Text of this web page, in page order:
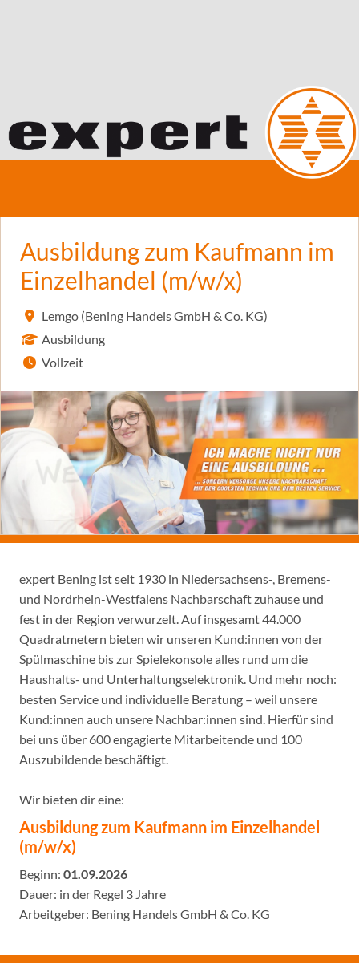
Ausbildung zum Kaufmann im
Einzelhandel (m/w/x)
Lemgo (Bening Handels GmbH & Co. KG)
Ausbildung
Vollzeit
expert Bening ist seit 1930 in Niedersachsens-, Bremens-
und Nordrhein-Westfalens Nachbarschaft zuhause und
fest in der Region verwurzelt. Auf insgesamt 44.000
Quadratmetern bieten wir unseren Kund:innen von der
Spülmaschine bis zur Spielekonsole alles rund um die
Haushalts- und Unterhaltungselektronik. Und mehr noch:
besten Service und individuelle Beratung – weil unsere
Kund:innen auch unsere Nachbar:innen sind. Hierfür sind
bei uns über 600 engagierte Mitarbeitende und 100
Auszubildende beschäftigt.
Wir bieten dir eine:
Ausbildung zum Kaufmann im Einzelhandel
(m/w/x)
Beginn: 01.09.2026
Dauer: in der Regel 3 Jahre
Arbeitgeber: Bening Handels GmbH & Co. KG